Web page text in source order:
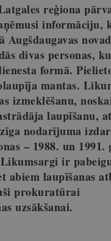
reģiona
informāciju,
Augšdaugavas
divas personas,
formā.
mantas.
izmeklēšanu,
laupīšanu,
nodarījuma
– 1988. un 1991.
ir
abiem laupīšanas
prokuratūrai
uzsākšanai.